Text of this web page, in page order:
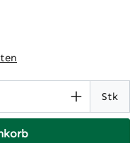
gewünschtenStk